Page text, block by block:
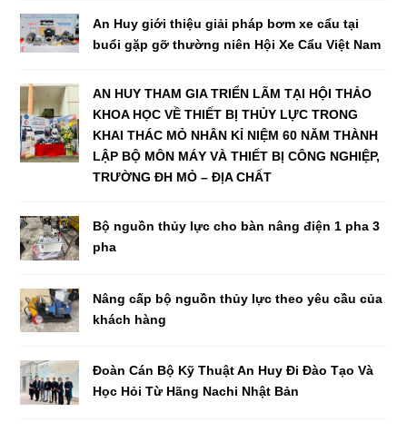
An Huy giới thiệu giải pháp bơm xe cẩu tại
buổi gặp gỡ thường niên Hội Xe Cẩu Việt Nam
AN HUY THAM GIA TRIỂN LÃM TẠI HỘI THẢO
KHOA HỌC VỀ THIẾT BỊ THỦY LỰC TRONG
KHAI THÁC MỎ NHÂN KỈ NIỆM 60 NĂM THÀNH
LẬP BỘ MÔN MÁY VÀ THIẾT BỊ CÔNG NGHIỆP,
TRƯỜNG ĐH MỎ – ĐỊA CHẤT
Bộ nguồn thủy lực cho bàn nâng điện 1 pha 3
pha
Nâng cấp bộ nguồn thủy lực theo yêu cầu của
khách hàng
Đoàn Cán Bộ Kỹ Thuật An Huy Đi Đào Tạo Và
Học Hỏi Từ Hãng Nachi Nhật Bản